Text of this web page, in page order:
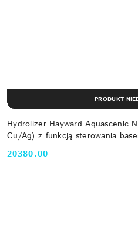
Hydrolizer Hayward Aquascenic
Cu/Ag) z funkcją sterowania
Cena:
20380.00
PRODUKT